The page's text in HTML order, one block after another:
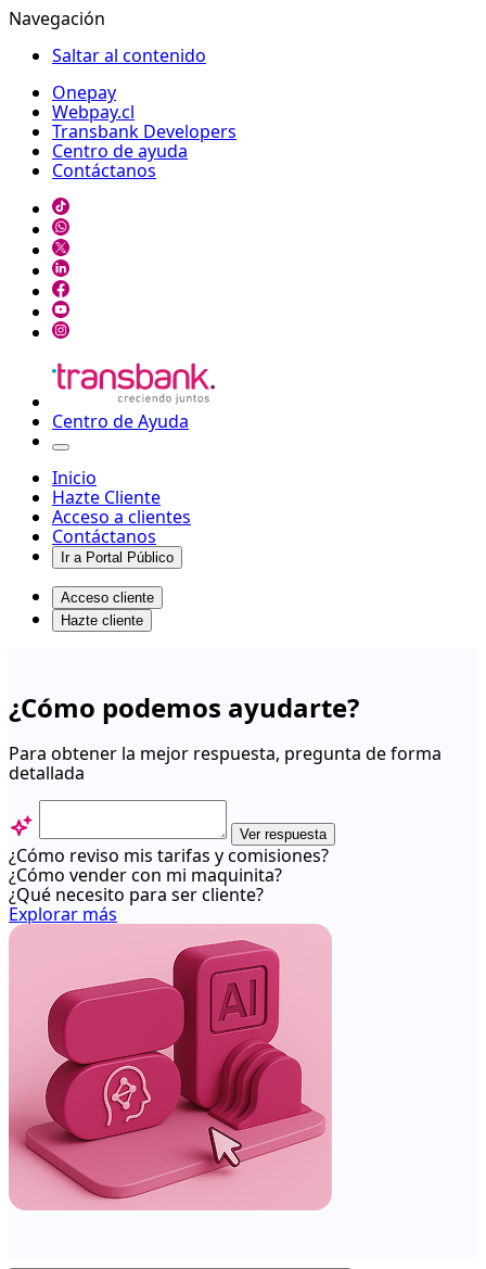
Navegación
Saltar al contenido
Onepay
Webpay.cl
Transbank Developers
Centro de ayuda
Contáctanos
Centro de Ayuda
Inicio
Hazte Cliente
Acceso a clientes
Contáctanos
Ir a Portal Público
Acceso cliente
Hazte cliente
de
problemas
-
Centro
de
ayuda
¿Cómo podemos ayudarte?
Para obtener la mejor respuesta, pregunta de forma
detallada
Ver respuesta
¿Cómo reviso mis tarifas y comisiones?
¿Cómo vender con mi maquinita?
¿Qué necesito para ser cliente?
Explorar más